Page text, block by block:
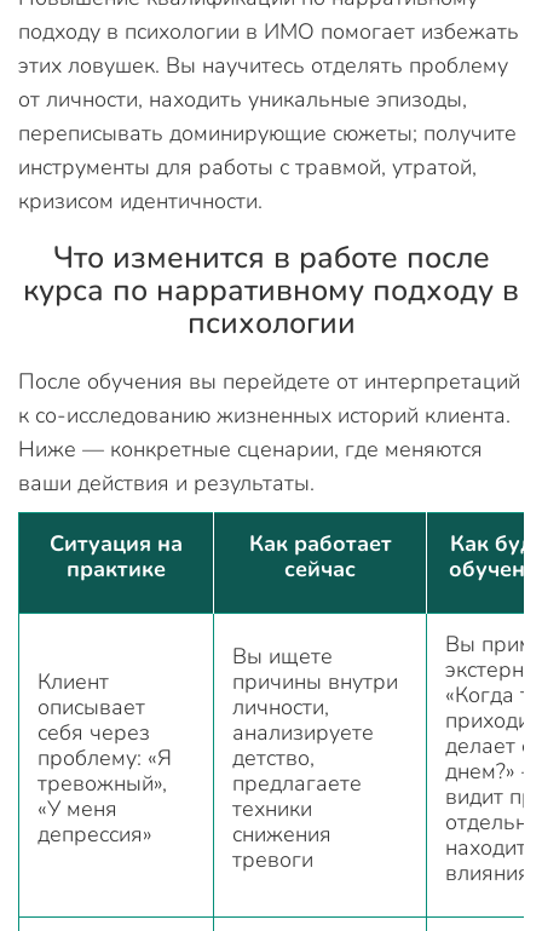
подходу в психологии в ИМО помогает избежать
этих ловушек. Вы научитесь отделять проблему
от личности, находить уникальные эпизоды,
переписывать доминирующие сюжеты; получите
инструменты для работы с травмой, утратой,
кризисом идентичности.
Что изменится в работе после
курса по нарративному подходу в
психологии
После обучения вы перейдете от интерпретаций
к со-исследованию жизненных историй клиента.
Ниже — конкретные сценарии, где меняются
ваши действия и результаты.
Ситуация на
практике
Как работает
сейчас
Как
Клиент
описывает
себя через
проблему: «Я
тревожный»,
«У меня
депрессия»
Вы ищете
причины внутри
личности,
анализируете
детство,
предлагаете
техники
снижения
тревоги
Вы
«Когда
делает
днем?»
видит
находит
влияния